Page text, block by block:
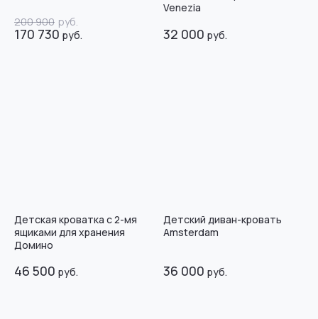
200 900 руб.
170 730 руб.
Venezia
32 000 руб.
Детская кроватка с 2-мя
ящиками для хранения
Домино
46 500 руб.
Детский диван-кровать
Amsterdam
36 000 руб.